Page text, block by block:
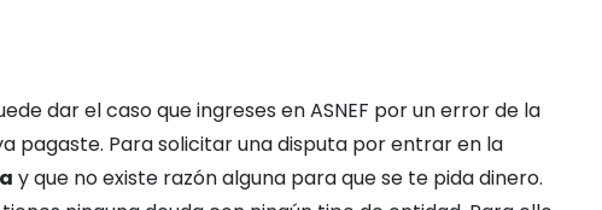
dar el caso que ingreses en ASNEF por un error de la
pagaste. Para solicitar una disputa por entrar en la
y que no existe razón alguna para que se te pida dinero.